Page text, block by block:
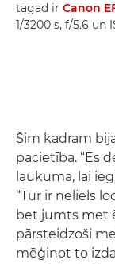
tagad ir Canon
1/3200 s, f/5.6 un
Šim kadram
pacietība. “Es
laukuma, lai
“Tur ir neliels
bet jumts met
pārsteidzoši
mēģinot to